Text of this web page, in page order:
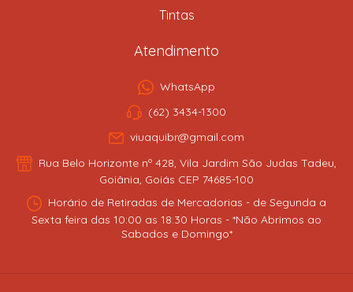
Tintas
Atendimento
WhatsApp
(62) 3434-1300
viuaquibr@gmail.com
Rua Belo Horizonte nº 428, Vila Jardim São Judas Tadeu,
Goiânia, Goiás CEP 74685-100
Horário de Retiradas de Mercadorias - de Segunda a
Sexta feira das 10:00 as 18:30 Horas - *Não Abrimos ao
Sabados e Domingo*